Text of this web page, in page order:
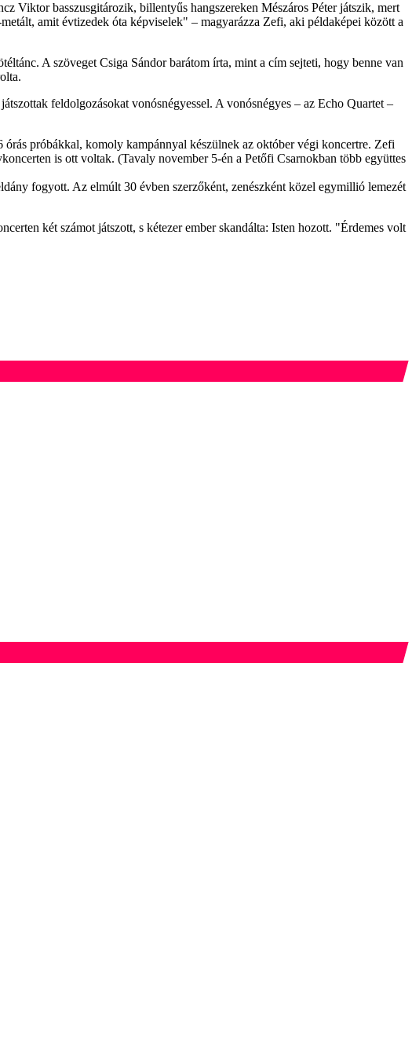
Viktor basszusgitározik, billentyűs hangszereken Mészáros Péter játszik, mert
amit évtizedek óta képviselek" – magyarázza Zefi, aki példaképei között a
A szöveget Csiga Sándor barátom írta, mint a cím sejteti, hogy benne van
feldolgozásokat vonósnégyessel. A vonósnégyes – az Echo Quartet –
próbákkal, komoly kampánnyal készülnek az október végi koncertre. Zefi
is ott voltak. (Tavaly november 5-én a Petőfi Csarnokban több együttes
fogyott. Az elmúlt 30 évben szerzőként, zenészként közel egymillió lemezét
két számot játszott, s kétezer ember skandálta: Isten hozott. "Érdemes volt